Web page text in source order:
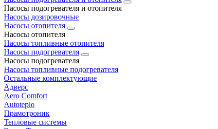
Насосы подогревателя и отопителя
Насосы дозировочные
Насосы отопителя
Насосы отопителя
Насосы топливные отопителя
Насосы подогревателя
Насосы подогревателя
Насосы топливные подогревателя
Остальные комплектующие
Адверс
Aero Comfort
Autoteplo
Прамотроник
Тепловые системы